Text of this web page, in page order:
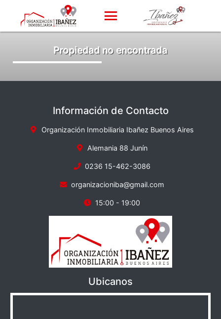
Propiedad no encontrada
Información de Contacto
Organización Inmobiliaria Ibañez Buenos Aires
Alemania 88 Junín
0236 15-462-3086
organizacioniba@gmail.com
15:00 - 19:00
Ubicanos